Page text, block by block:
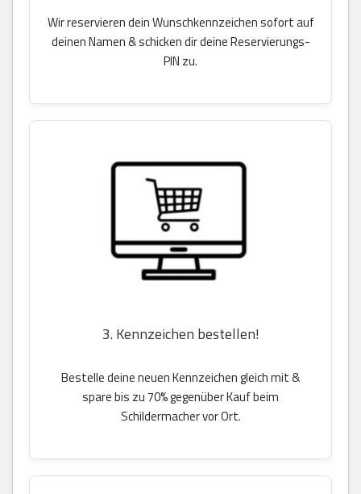
Wir reservieren dein Wunschkennzeichen sofort auf
deinen Namen & schicken dir deine Reservierungs-
PIN zu.
3. Kennzeichen bestellen!
Bestelle deine neuen Kennzeichen gleich mit &
spare bis zu 70% gegenüber Kauf beim
Schildermacher vor Ort.